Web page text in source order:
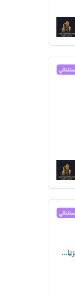
دور للبيع في شارع وادي فاطمة, حي ضاحية نمار, مدينة الرياض, منطقة الرياض